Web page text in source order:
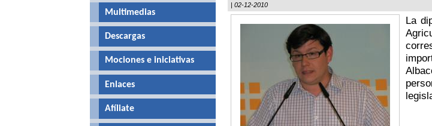
| 02-12-2010
La
Multimedias
Descargas
Mociones e iniciativas
Enlaces
Afíliate